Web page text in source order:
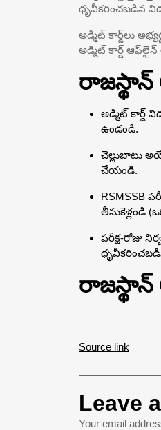
ధృవీకరించబడిన
అడ్మిట్ కార్డ్‌లు
అడ్మిట్ కార్డ్
రాజస్థాన్
అడ్మిట్ కార్డ్
ఉండండి.
చెల్లుబాటు
చేయండి.
RSMSSB
తీసుకెళ్లండి
పరీక్ష-రోజు
రాజస్థాన్
Source link
Leave
Your email